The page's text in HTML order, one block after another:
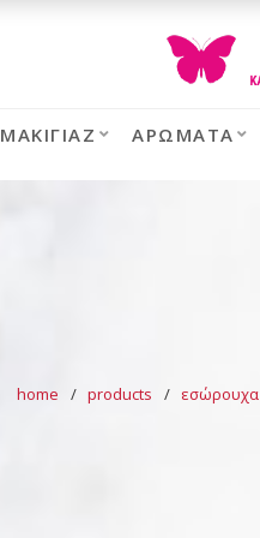
ΜΑΚΙΓΙΆΖ ΑΡΏΜΑΤΑ
home products εσώρουχα